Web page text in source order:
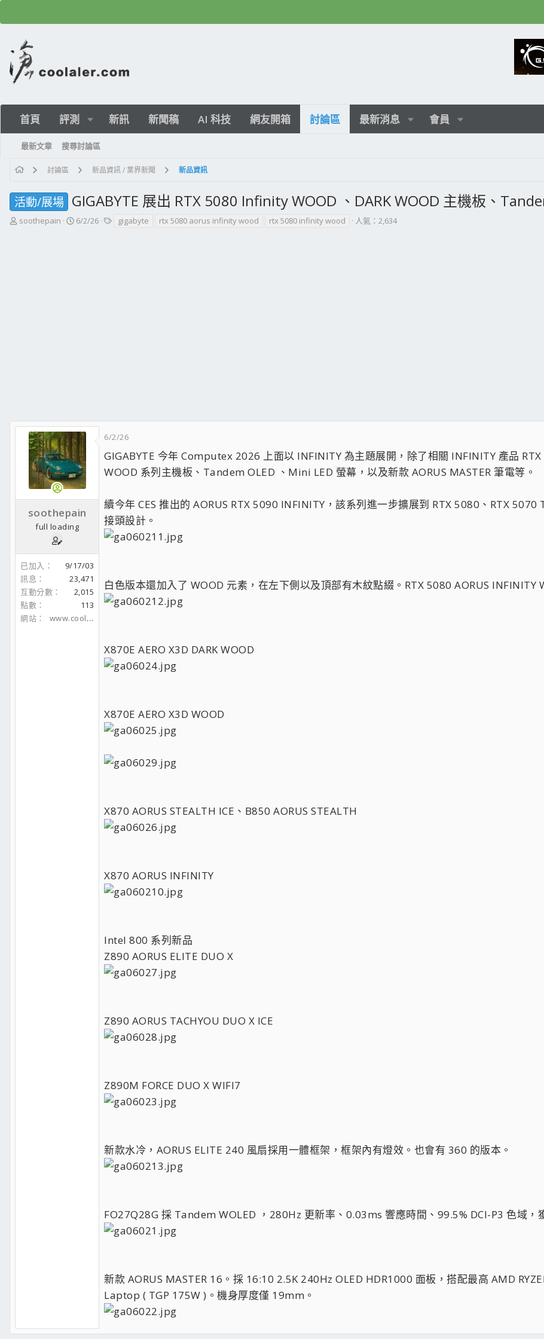
首頁 評測 新訊 新聞稿 AI 科技 網友開箱 討論區 最新消息 會員
最新文章 搜尋討論區
討論區 新品資訊 / 業界新聞 新品資訊
活動/展場 GIGABYTE 展出 RTX 5080 Infinity WOOD 、DARK WOOD 主機板、
主
soothepain
開
6/2/26
標gigabyte rtx 5080 aorus infinity wood rtx 5080 infinity wood 人氣：2,634
soothepain
full loading
已加入
9/17/03
訊息
23,471
互動分數
2,015
點數
113
網站
www.coolaler.com
6/2/26
GIGABYTE 今年 Computex 2026 上面以 INFINITY 為主題展開，除了相關 INFINITY 產品
WOOD 系列主機板、Tandem OLED 、Mini LED 螢幕，以及新款 AORUS MASTER 筆電等。
續今年 CES 推出的 AORUS RTX 5090 INFINITY，該系列進一步擴展到 RTX 5080、RTX
接頭設計。
白色版本還加入了 WOOD 元素，在左下側以及頂部有木紋點綴。RTX 5080 AORUS INFINITY
X870E AERO X3D DARK WOOD
X870E AERO X3D WOOD
X870 AORUS STEALTH ICE、B850 AORUS STEALTH
X870 AORUS INFINITY
Intel 800 系列新品
Z890 AORUS ELITE DUO X
Z890 AORUS TACHYOU DUO X ICE
Z890M FORCE DUO X WIFI7
新款水冷，AORUS ELITE 240 風扇採用一體框架，框架內有燈效。也會有 360 的版本。
FO27Q28G 採 Tandem WOLED ，280Hz 更新率、0.03ms 響應時間、99.5% DCI-P3 色域
新款 AORUS MASTER 16。採 16:10 2.5K 240Hz OLED HDR1000 面板，搭配最高 AMD
Laptop ( TGP 175W )。機身厚度僅 19mm。